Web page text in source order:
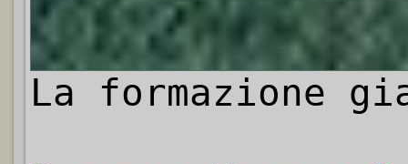
La formazione